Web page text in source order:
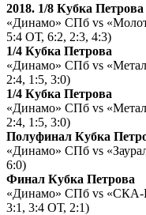
2018. 1/8 Кубка Петрова
«Динамо» СПб vs
5:4 ОТ, 6:2, 2:3, 4:3)
1/4 Кубка Петрова
«Динамо» СПб vs
2:4, 1:5, 3:0)
1/4 Кубка Петрова
«Динамо» СПб vs
2:4, 1:5, 3:0)
Полуфинал Кубка
«Динамо» СПб vs
6:0)
Финал Кубка Петрова
«Динамо» СПб vs «СКА-
3:1, 3:4 ОТ, 2:1)